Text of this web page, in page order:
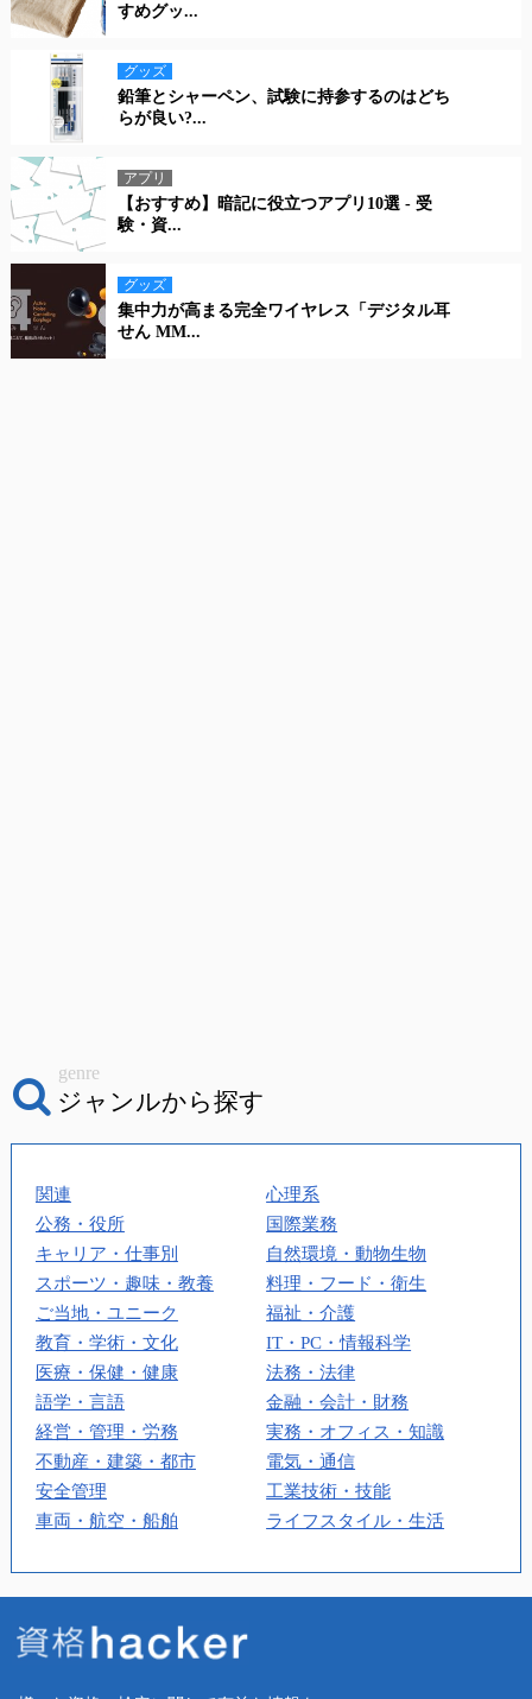
すめグッ...
グッズ
鉛筆とシャーペン、試験に持参するのはどち
らが良い?...
アプリ
【おすすめ】暗記に役立つアプリ10選 - 受
験・資...
グッズ
集中力が高まる完全ワイヤレス「デジタル耳
せん MM...
ジャンルから探す
genre
関連
心理系
公務・役所
国際業務
キャリア・仕事別
自然環境・動物生物
スポーツ・趣味・教養
料理・フード・衛生
ご当地・ユニーク
福祉・介護
教育・学術・文化
IT・PC・情報科学
医療・保健・健康
法務・法律
語学・言語
金融・会計・財務
経営・管理・労務
実務・オフィス・知識
不動産・建築・都市
電気・通信
安全管理
工業技術・技能
車両・航空・船舶
ライフスタイル・生活